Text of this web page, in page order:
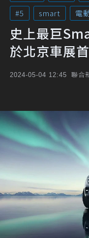
#5
smart 電
史上最巨
於北京車展
2024-05-04 12:45 聯合